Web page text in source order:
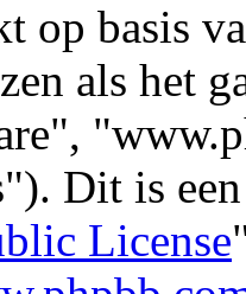
op basis
als het
Dit is
License